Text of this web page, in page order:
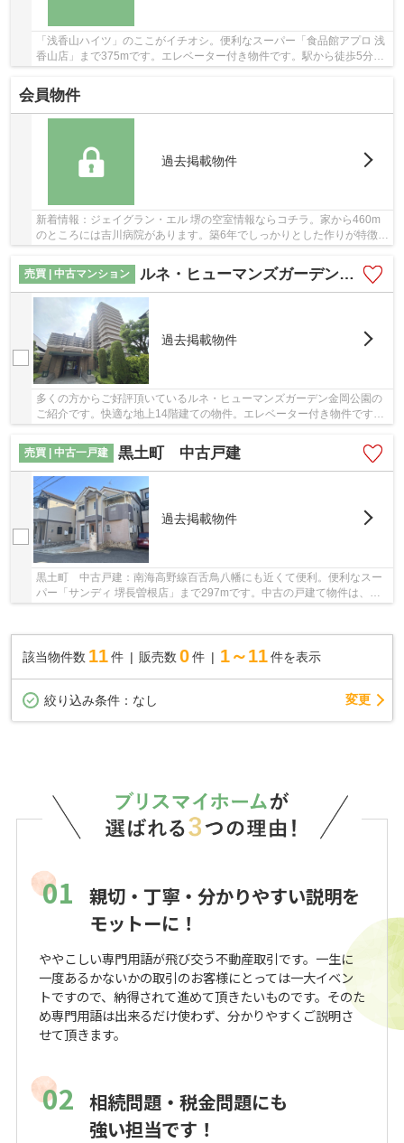
「浅香山ハイツ」のここがイチオシ。便利なスーパー「食品館アプロ 浅
香山店」まで375mです。エレベーター付き物件です。駅から徒歩5分に
会員物件
過去掲載物件
新着情報：ジェイグラン・エル 堺の空室情報ならコチラ。家から460m
のところには吉川病院があります。築6年でしっかりとした作りが特徴の
売買 | 中古マンション
ルネ・ヒューマンズガーデン金岡公園
過去掲載物件
多くの方からご好評頂いているルネ・ヒューマンズガーデン金岡公園の
ご紹介です。快適な地上14階建ての物件。エレベーター付き物件です。
中古でありながら、室内もきれいな一押しのマ...
売買 | 中古一戸建
黒土町 中古戸建
過去掲載物件
黒土町 中古戸建：南海高野線百舌鳥八幡にも近くて便利。便利なスー
パー「サンディ 堺長曽根店」まで297mです。中古の戸建て物件は、経
済的なメリットが大きいのが特徴です。駅から徒...
該当物件数 11件 販売数 0 件 1～11 件を表示
絞り込み条件： なし 変更
01
親切・丁寧・分かりやすい説明を
モットーに！
ややこしい専門用語が飛び交う不動産取引です。一生に
一度あるかないかの取引のお客様にとっては一大イベン
トですので、納得されて進めて頂きたいものです。そのた
め専門用語は出来るだけ使わず、分かりやすくご説明さ
せて頂きます。
02 相続問題・税金問題にも
強い担当です！